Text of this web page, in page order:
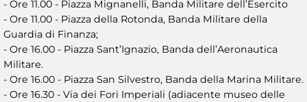
- Ore 11.00 - Piazza Mignanelli, Banda Militare dell’Esercito
- Ore 11.00 - Piazza della Rotonda, Banda Militare della
Guardia di Finanza;
- Ore 16.00 - Piazza Sant’Ignazio, Banda dell’Aeronautica
Militare.
- Ore 16.00 - Piazza San Silvestro, Banda della Marina Militare.
- Ore 16.30 - Via dei Fori Imperiali (adiacente museo delle